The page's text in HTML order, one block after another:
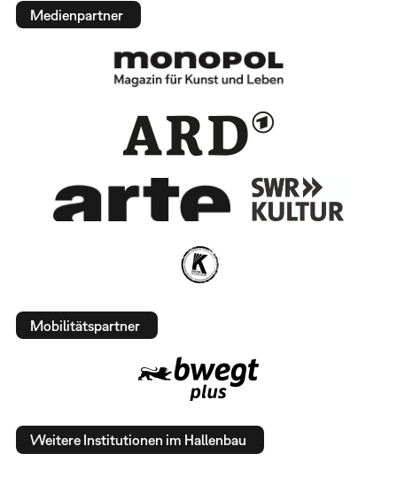
Medienpartner
Mobilitätspartner
Weitere Institutionen im Hallenbau